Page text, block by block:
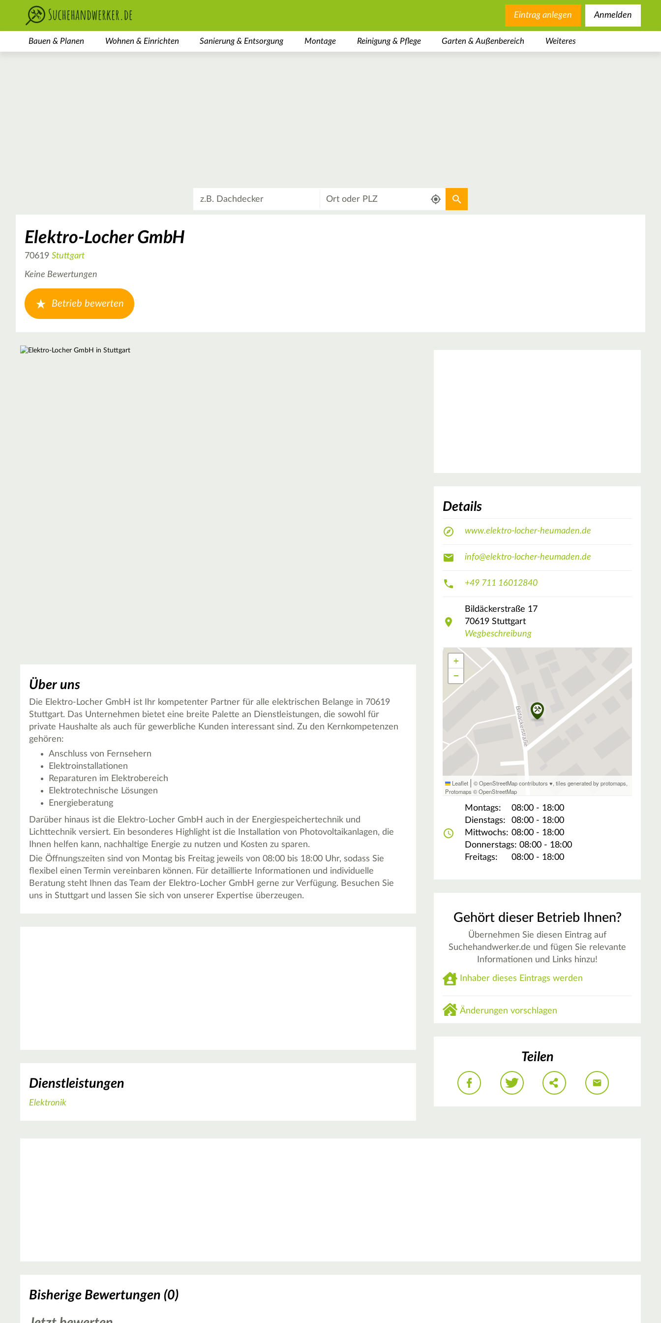
Eintrag anlegen Anmelden
Bauen & Planen Wohnen & Einrichten Sanierung & Entsorgung Montage Reinigung & Pflege Garten & Außenbereich Weiteres
Aktuellen Standort verwenden
Elektro-Locher GmbH
70619 Stuttgart
Keine Bewertungen
Betrieb bewerten
Über uns
Die Elektro-Locher GmbH ist Ihr kompetenter Partner für alle elektrischen Belange in 70619
Stuttgart. Das Unternehmen bietet eine breite Palette an Dienstleistungen, die sowohl für
private Haushalte als auch für gewerbliche Kunden interessant sind. Zu den Kernkompetenzen
gehören:
Anschluss von Fernsehern
Elektroinstallationen
Reparaturen im Elektrobereich
Elektrotechnische Lösungen
Energieberatung
Darüber hinaus ist die Elektro-Locher GmbH auch in der Energiespeichertechnik und
Lichttechnik versiert. Ein besonderes Highlight ist die Installation von Photovoltaikanlagen, die
Ihnen helfen kann, nachhaltige Energie zu nutzen und Kosten zu sparen.
Die Öffnungszeiten sind von Montag bis Freitag jeweils von 08:00 bis 18:00 Uhr, sodass Sie
flexibel einen Termin vereinbaren können. Für detaillierte Informationen und individuelle
Beratung steht Ihnen das Team der Elektro-Locher GmbH gerne zur Verfügung. Besuchen Sie
uns in Stuttgart und lassen Sie sich von unserer Expertise überzeugen.
Dienstleistungen
Elektronik
Details
www.elektro-locher-heumaden.de
info@elektro-locher-heumaden.de
+49 711 16012840
Bildäckerstraße 17
70619 Stuttgart
Wegbeschreibung
+
−
Leaflet | © OpenStreetMap contributors ♥,tiles generated by protomaps,
Protomaps ©OpenStreetMap
Montags:
08:00 - 18:00
Dienstags:
08:00 - 18:00
Mittwochs: 08:00 - 18:00
Donnerstags: 08:00 - 18:00
Freitags:
08:00 - 18:00
Gehört dieser Betrieb Ihnen?
Übernehmen Sie diesen Eintrag auf
Suchehandwerker.de und fügen Sie relevante
Informationen und Links hinzu!
Inhaber dieses Eintrags werden
Änderungen vorschlagen
Teilen
Bisherige Bewertungen (0)